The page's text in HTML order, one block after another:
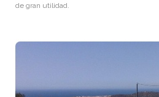
de gran utilidad.